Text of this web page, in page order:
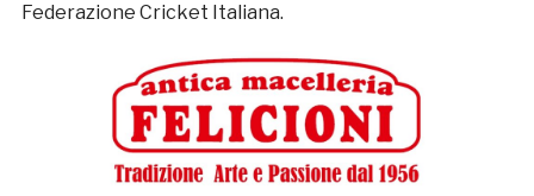
Federazione Cricket Italiana.